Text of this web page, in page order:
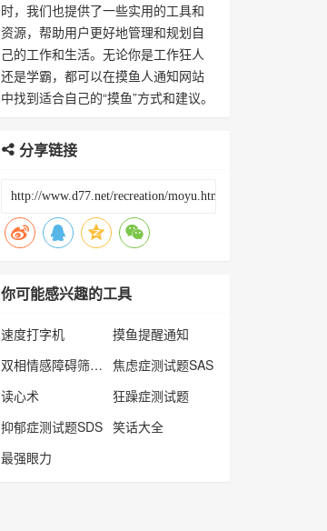
时，我们也提供了一些实用的工具和
资源，帮助用户更好地管理和规划自
己的工作和生活。无论你是工作狂人
还是学霸，都可以在摸鱼人通知网站
中找到适合自己的“摸鱼”方式和建议。
分享链接
你可能感兴趣的工具
速度打字机
摸鱼提醒通知
双相情感障碍筛查MDQ
焦虑症测试题SAS
读心术
狂躁症测试题
抑郁症测试题SDS 笑话大全
最强眼力